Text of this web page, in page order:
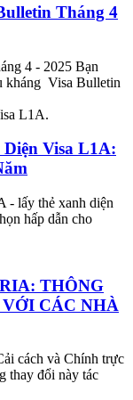
Tháng 4
4 - 2025 Bạn
kháng Visa Bulletin
Visa L1A:
- lấy thẻ xanh diện
hấp dẫn cho
THÔNG
CÁC NHÀ
cách và Chính trực
thay đổi này tác